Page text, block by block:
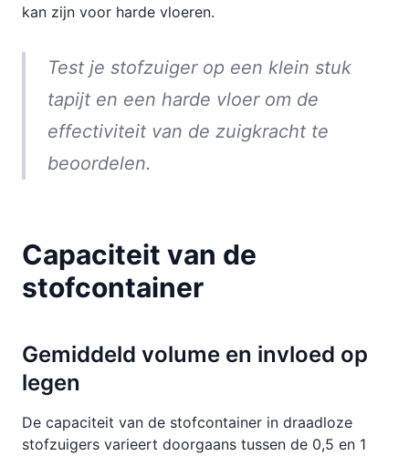
kan zijn voor harde vloeren.
Test je stofzuiger op een klein stuk
tapijt en een harde vloer om de
effectiviteit van de zuigkracht te
beoordelen.
Capaciteit van de
stofcontainer
Gemiddeld volume en invloed op
legen
De capaciteit van de stofcontainer in draadloze
stofzuigers varieert doorgaans tussen de 0,5 en 1